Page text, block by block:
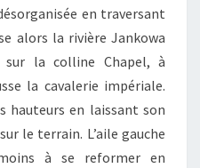
en traversant
alors la rivière Jankowa
la colline Chapel, à
la cavalerie impériale.
hauteurs en laissant son
le terrain. L’aile gauche
à se reformer en